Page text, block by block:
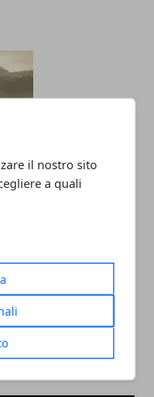
il nostro sito
a quali
la